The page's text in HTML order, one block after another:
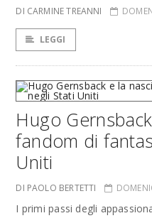
DI CARMINE TREANNI
LEGGI
Hugo
fandom di
Uniti
DI PAOLO BERTETTI
I primi passi degli